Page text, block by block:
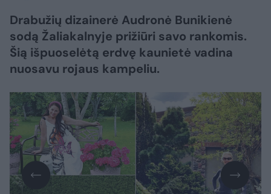
Drabužių dizainerė Audronė Bunikienė
sodą Žaliakalnyje prižiūri savo rankomis.
Šią išpuoselėtą erdvę kaunietė vadina
nuosavu rojaus kampeliu.